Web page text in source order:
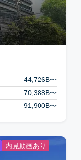
44,726B〜
70,388B〜
91,900B〜
内見動画あり